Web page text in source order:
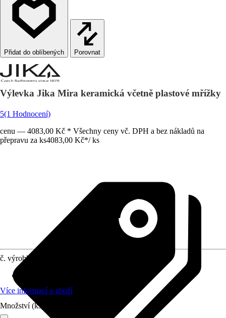
Porovnat
Výlevka Jika Mira keramická včetně plastové mřížky
5(1 Hodnocení)
cenu — 4083,00 Kč * Všechny ceny vč. DPH a bez nákladů na
přepravu za ks4083,00 Kč*/ ks
č. výrobku
Více informací o zboží
Množství (ks)